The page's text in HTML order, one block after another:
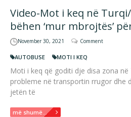
Video-Mot i keq në
bëhen ‘mur mbrojtës’
November 30, 2021 Comment
AUTOBUSE MOTI I KEQ
Moti i keq që goditi dje disa zona
probleme në transportin rrugor dhe
jetën të
më shumë...